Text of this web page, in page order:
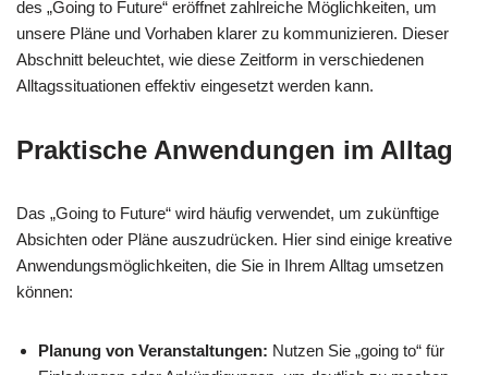
des „Going to Future“ eröffnet zahlreiche Möglichkeiten, um
unsere Pläne und Vorhaben klarer zu kommunizieren. Dieser
Abschnitt beleuchtet, wie diese Zeitform in verschiedenen
Alltagssituationen effektiv eingesetzt werden kann.
Praktische Anwendungen im Alltag
Das „Going to Future“ wird häufig verwendet, um zukünftige
Absichten oder Pläne auszudrücken. Hier sind einige kreative
Anwendungsmöglichkeiten, die Sie in Ihrem Alltag umsetzen
können:
Planung von Veranstaltungen: Nutzen Sie „going to“ für